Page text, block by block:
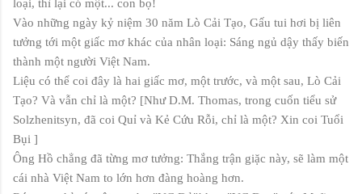
loại, thì lại có một... con bọ!
Vào những ngày kỷ niệm 30 năm Lò Cải Tạo, Gấu tui hơi bị liên
tưởng tới một giấc mơ khác của nhân loại: Sáng ngủ dậy thấy biến
thành một người Việt Nam.
Liệu có thể coi đây là hai giấc mơ, một trước, và một sau, Lò Cải
Tạo? Và vẫn chỉ là một? [Như D.M. Thomas, trong cuốn tiểu sử
Solzhenitsyn, đã coi Quỉ và Kẻ Cứu Rỗi, chỉ là một? Xin coi Tuổi
Bụi ]
Ông Hồ chẳng đã từng mơ tưởng: Thắng trận giặc này, sẽ làm một
cái nhà Việt Nam to lớn hơn đàng hoàng hơn.